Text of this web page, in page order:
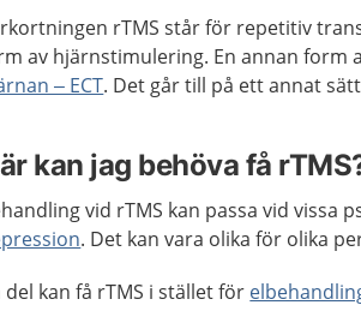
rTMS står för repetitiv
av hjärnstimulering. En annan form
– ECT. Det går till på ett annat
kan jag behöva få
vid rTMS kan passa vid vissa
. Det kan vara olika för olika
del kan få rTMS i stället för